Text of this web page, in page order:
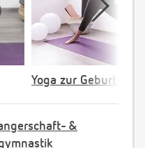
Yoga zur
&